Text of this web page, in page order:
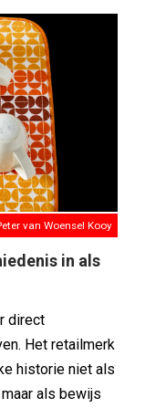
van Woensel Kooy
in als
direct
Het retailmerk
historie niet als
als bewijs